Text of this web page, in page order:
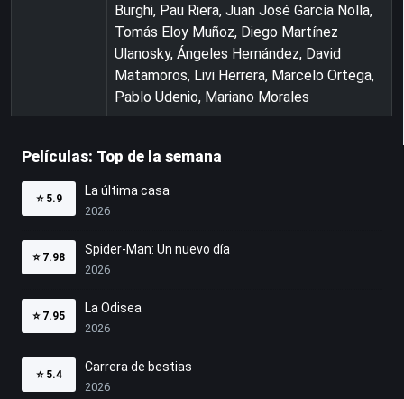
Burghi, Pau Riera, Juan José García Nolla,
Tomás Eloy Muñoz, Diego Martínez
Ulanosky, Ángeles Hernández, David
Matamoros, Livi Herrera, Marcelo Ortega,
Pablo Udenio, Mariano Morales
Películas: Top de la semana
⭐ 5.9
La última casa
2026
⭐ 7.98
Spider-Man: Un nuevo día
2026
⭐ 7.95
La Odisea
2026
⭐ 5.4
Carrera de bestias
2026